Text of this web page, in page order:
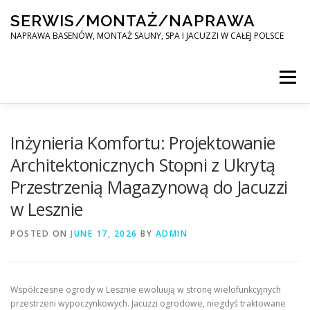
content
SERWIS/MONTAŻ/NAPRAWA
NAPRAWA BASENÓW, MONTAŻ SAUNY, SPA I JACUZZI W CAŁEJ POLSCE
Menu
MONTAŻ SAUNY, SPA, JACUZI W CAŁEJ POLSCE
KONTAKT
Inżynieria Komfortu: Projektowanie
Architektonicznych Stopni z Ukrytą
Przestrzenią Magazynową do Jacuzzi
w Lesznie
POSTED ON JUNE 17, 2026 BY ADMIN
Współczesne ogrody w Lesznie ewoluują w stronę wielofunkcyjnych
przestrzeni wypoczynkowych. Jacuzzi ogrodowe, niegdyś traktowane